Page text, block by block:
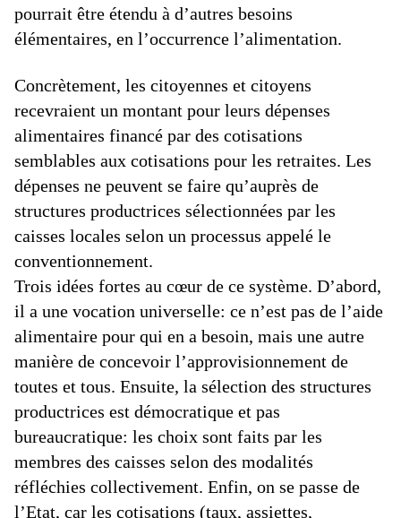
pourrait être étendu à d’autres besoins
élémentaires, en l’occurrence l’alimentation.
Concrètement, les citoyennes et citoyens
recevraient un montant pour leurs dépenses
alimentaires financé par des cotisations
semblables aux cotisations pour les retraites. Les
dépenses ne peuvent se faire qu’auprès de
structures productrices sélectionnées par les
caisses locales selon un processus appelé le
conventionnement.
Trois idées fortes au cœur de ce système. D’abord,
il a une vocation universelle: ce n’est pas de l’aide
alimentaire pour qui en a besoin, mais une autre
manière de concevoir l’approvisionnement de
toutes et tous. Ensuite, la sélection des structures
productrices est démocratique et pas
bureaucratique: les choix sont faits par les
membres des caisses selon des modalités
réfléchies collectivement. Enfin, on se passe de
l’Etat, car les cotisations (taux, assiettes,